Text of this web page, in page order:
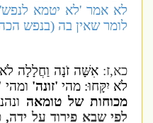
לא אמר 'לא יטמא לנפש'
לומר שאין בה (בנפש
כא,ז:אִשָּׁה זֹנָה וַחֲלָלָה לֹא
לֹא יִקָּחוּ: מהי'זונה'ומהי
מכוחות של טומאה
לפי שבא פירוד על ידה,כי